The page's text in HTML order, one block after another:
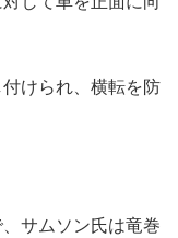
けられ、横転を防
サムソン氏は竜巻